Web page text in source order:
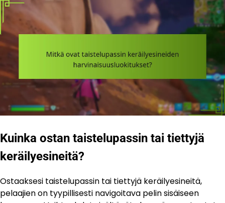
Kuinka ostan taistelupassin tai tiettyjä
keräilyesineitä?
Ostaaksesi taistelupassin tai tiettyjä keräilyesineitä,
pelaajien on tyypillisesti navigoitava pelin sisäiseen